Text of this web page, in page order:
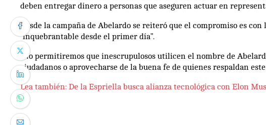
deben entregar dinero a personas que aseguren actuar en
Desde la campaña de Abelardo se reiteró que el compromiso es
“inquebrantable desde el primer día”.
“No permitiremos que inescrupulosos utilicen el nombre de
ciudadanos o aprovecharse de la buena fe de quienes respaldan
Lea también: De la Espriella busca alianza tecnológica con Elon